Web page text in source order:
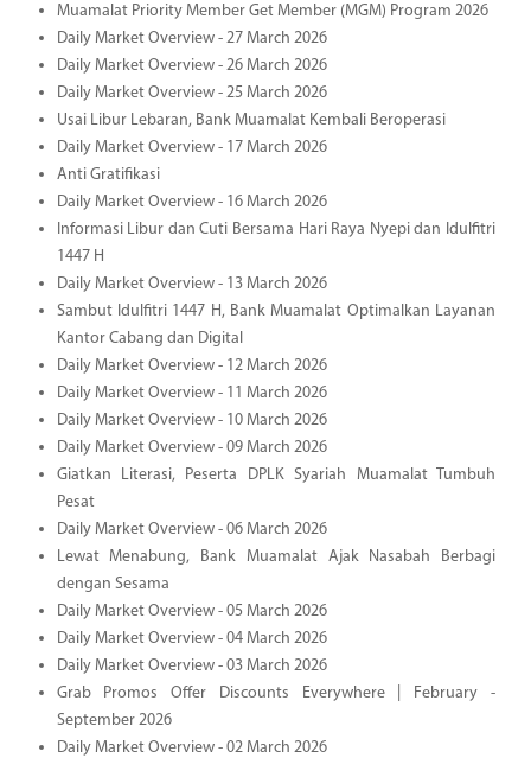
Muamalat Priority Member Get Member (MGM) Program 2026
Daily Market Overview - 27 March 2026
Daily Market Overview - 26 March 2026
Daily Market Overview - 25 March 2026
Usai Libur Lebaran, Bank Muamalat Kembali Beroperasi
Daily Market Overview - 17 March 2026
Anti Gratifikasi
Daily Market Overview - 16 March 2026
Informasi Libur dan Cuti Bersama Hari Raya Nyepi dan Idulfitri
1447 H
Daily Market Overview - 13 March 2026
Sambut Idulfitri 1447 H, Bank Muamalat Optimalkan Layanan
Kantor Cabang dan Digital
Daily Market Overview - 12 March 2026
Daily Market Overview - 11 March 2026
Daily Market Overview - 10 March 2026
Daily Market Overview - 09 March 2026
Giatkan Literasi, Peserta DPLK Syariah Muamalat Tumbuh
Pesat
Daily Market Overview - 06 March 2026
Lewat Menabung, Bank Muamalat Ajak Nasabah Berbagi
dengan Sesama
Daily Market Overview - 05 March 2026
Daily Market Overview - 04 March 2026
Daily Market Overview - 03 March 2026
Grab Promos Offer Discounts Everywhere | February -
September 2026
Daily Market Overview - 02 March 2026